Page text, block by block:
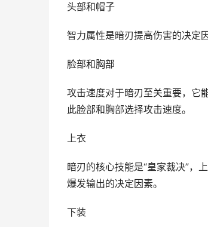
头部和帽子
智力属性是暗刃提高伤害的决定
脸部和胸部
攻击速度对于暗刃至关重要，它
此脸部和胸部选择攻击速度。
上衣
暗刃的核心技能是“皇家裁决”，
爆发输出的决定因素。
下装